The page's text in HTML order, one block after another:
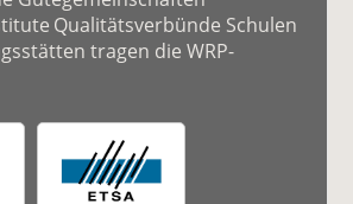
Qualitätsverbünde Schulen
tragen die WRP-